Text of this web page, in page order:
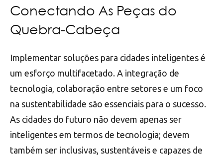
Conectando As Peças do
Quebra-Cabeça
Implementar soluções para cidades inteligentes é
um esforço multifacetado. A integração de
tecnologia, colaboração entre setores e um foco
na sustentabilidade são essenciais para o sucesso.
As cidades do futuro não devem apenas ser
inteligentes em termos de tecnologia; devem
também ser inclusivas, sustentáveis e capazes de